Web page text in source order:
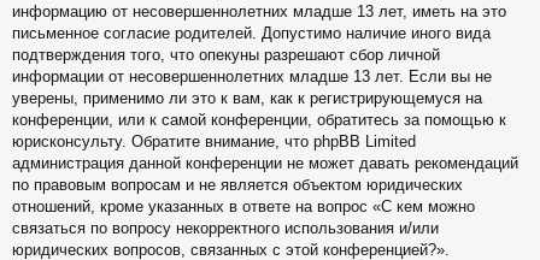
информацию от несовершеннолетних младше 13 лет, иметь на это
письменное согласие родителей. Допустимо наличие иного вида
подтверждения того, что опекуны разрешают сбор личной
информации от несовершеннолетних младше 13 лет. Если вы не
уверены, применимо ли это к вам, как к регистрирующемуся на
конференции, или к самой конференции, обратитесь за помощью к
юрисконсульту. Обратите внимание, что phpBB Limited
администрация данной конференции не может давать рекомендаций
по правовым вопросам и не является объектом юридических
отношений, кроме указанных в ответе на вопрос «С кем можно
связаться по вопросу некорректного использования и/или
юридических вопросов, связанных с этой конференцией?».